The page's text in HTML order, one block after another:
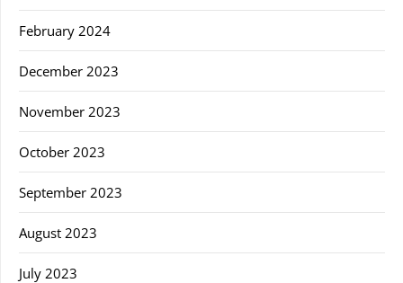
February 2024
December 2023
November 2023
October 2023
September 2023
August 2023
July 2023